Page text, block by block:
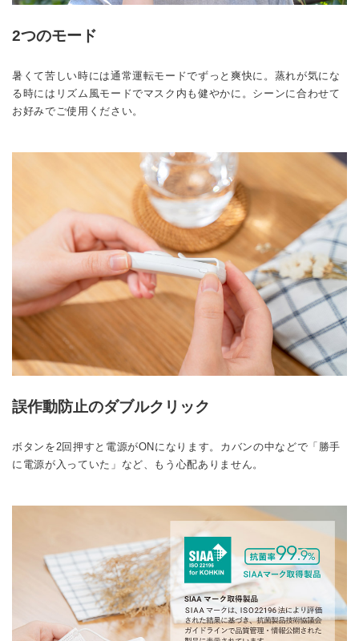
2つのモード
暑くて苦しい時には通常運転モードでずっと爽快に。蒸れが気にな
る時にはリズム風モードでマスク内も健やかに。シーンに合わせて
お好みでご使用ください。
誤作動防止のダブルクリック
ボタンを2回押すと電源がONになります。カバンの中などで「勝手
に電源が入っていた」など、もう心配ありません。